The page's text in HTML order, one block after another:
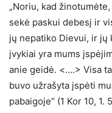
„Noriu, kad
sekė paskui debesį ir
jų nepatiko Dievui, ir jų
įvykiai yra mums
anie geidė. <….> Visa
buvo užrašyta įspėti
pabaigoje“ (1 Kor 10, 1.